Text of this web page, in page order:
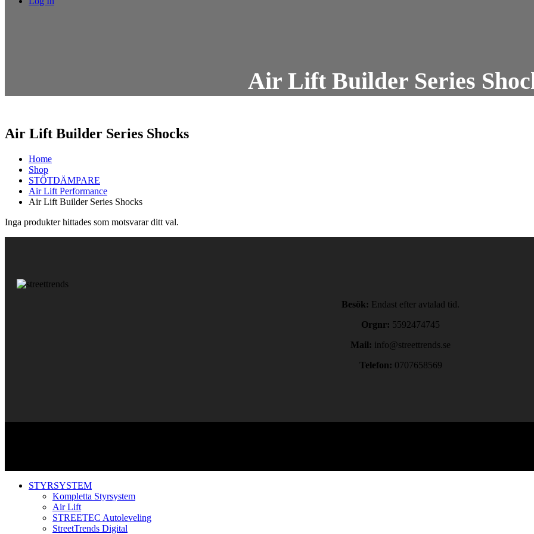
Air Lift Builder Series
Air Lift Builder Series Shocks
Home
Shop
STÖTDÄMPARE
Air Lift Performance
Air Lift Builder Series Shocks
Inga produkter hittades som motsvarar ditt val.
Besök: Endast efter avtalad tid.
Orgnr: 5592474745
Mail: info@streettrends.se
Telefon: 0707658569
STYRSYSTEM
Kompletta Styrsystem
Air Lift
STREETEC Autoleveling
StreetTrends Digital